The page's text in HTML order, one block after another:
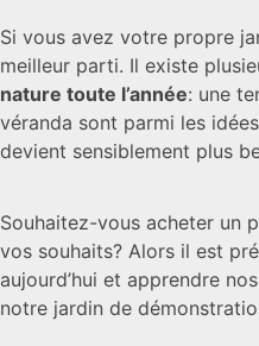
Si vous avez votre propre
meilleur parti. Il existe
nature toute l’année: une
véranda sont parmi les
devient sensiblement plus
Souhaitez-vous acheter un
vos souhaits? Alors il est
aujourd’hui et apprendre
notre jardin de